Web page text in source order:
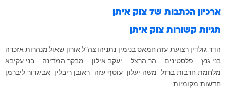
ארכיון הכתבות של צוק איתן
תגיות קשורות צוק איתן
הדר גולדין רצועת עזה חמאסבנימין נתניהו צה"ל אורון שאולמנהרות אזכרה
בני גנץ
פלסטינים הר הרצל יעקב אילון מבקר המדינה
בני עקיבא
מלחמת חרבות ברזל משה יעלון עוטף עזה ראובן ריבלין
אביגדור ליברמן
חדשות מקומיות